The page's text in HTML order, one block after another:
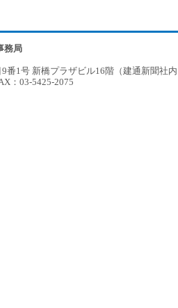
務局
番1号 新橋プラザビル16階（建通新聞社
：03-5425-2075